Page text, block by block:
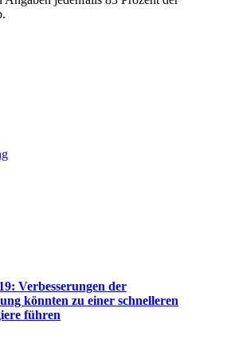
Verbesserungen der
könnten zu einer schnelleren
führen